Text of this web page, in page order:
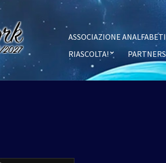
ASSOCIAZIONE ANALFABETI
RIASCOLTA!
PARTNERS